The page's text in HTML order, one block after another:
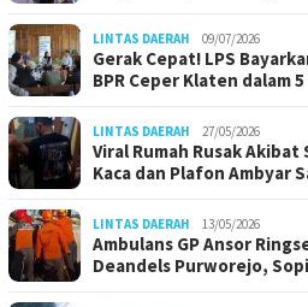
LINTAS DAERAH 09/07/2026
Gerak Cepat! LPS
BPR Ceper Klaten dalam
LINTAS DAERAH 27/05/2026
Viral Rumah Rusak
Kaca dan Plafon Ambyar
LINTAS DAERAH 13/05/2026
Ambulans GP Ansor
Deandels Purworejo,